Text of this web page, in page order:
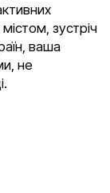
зустріч
ваша
не